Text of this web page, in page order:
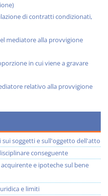
di contratti condizionati,
mediatore alla provvigione
in cui viene a gravare
relativo alla provvigione
soggetti e sull'oggetto dell'atto
conseguente
e ipoteche sul bene
e limiti